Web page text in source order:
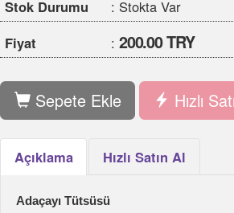
Sepete Ekle Hızlı Satın
Adaçayı Tütsüsü
Adaçayı, yüksek frekanslı bir bitki olarak
enerjiyi yok etmeye yardımcı olur.